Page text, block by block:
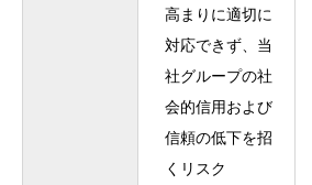
高まりに適切に
対応できず、当
社グループの社
会的信用および
信頼の低下を招
くリスク